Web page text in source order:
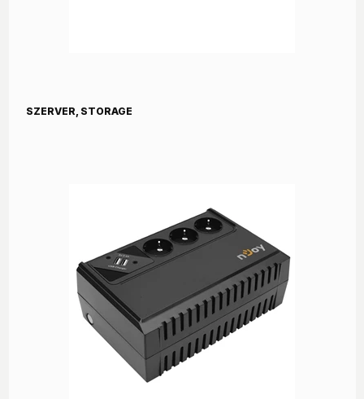
SZERVER, STORAGE